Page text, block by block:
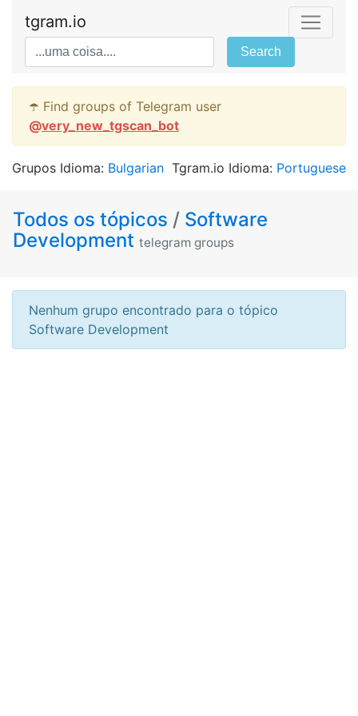
tgram.io
Search
☂️ Find groups of Telegram user
@very_new_tgscan_bot
Grupos Idioma: Bulgarian Tgram.io Idioma: Portuguese
Todos os tópicos / Software
Development telegram groups
Nenhum grupo encontrado para o tópico
Software Development